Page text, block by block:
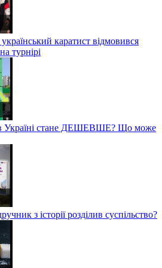
каратист відмовився
турнірі
Україні стане ДЕШЕВШЕ? Що може
з історії розділив суспільство?